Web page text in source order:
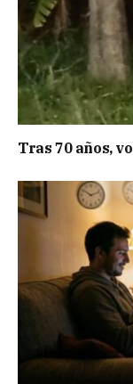
Tras 70 años,